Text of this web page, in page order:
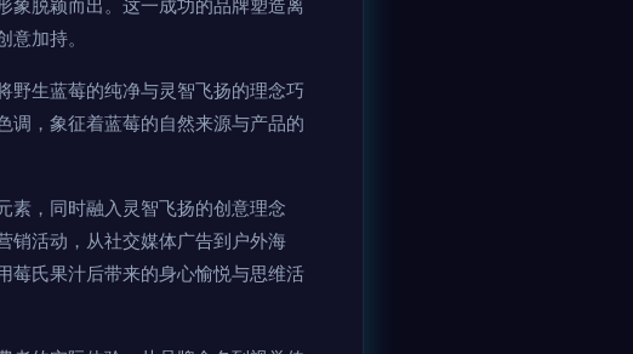
象脱颖而出。这一成功的品牌塑造离
加持。
野生蓝莓的纯净与灵智飞扬的理念巧
调，象征着蓝莓的自然来源与产品的
素，同时融入灵智飞扬的创意理念
活动，从社交媒体广告到户外海
莓氏果汁后带来的身心愉悦与思维活